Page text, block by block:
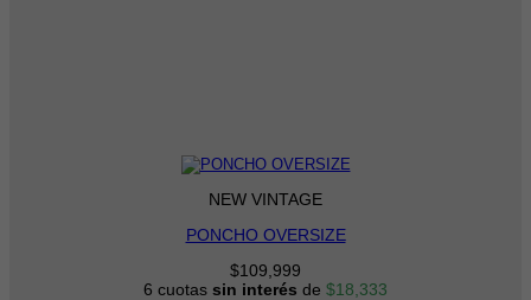
NEW VINTAGE
PONCHO OVERSIZE
$109,999
6 cuotas sin interés de $18,333